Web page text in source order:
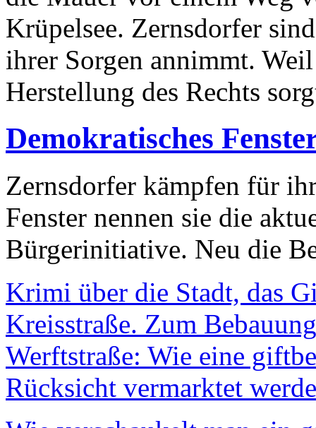
Krüpelsee. Zernsdorfer
ihrer Sorgen annimmt.
Herstellung des Rechts
Demokratisches
Zernsdorfer kämpfen für
Fenster nennen sie die
Bürgerinitiative. Neu die
Krimi über die Stadt, das
Kreisstraße. Zum
Werftstraße: Wie eine
Rücksicht vermarktet